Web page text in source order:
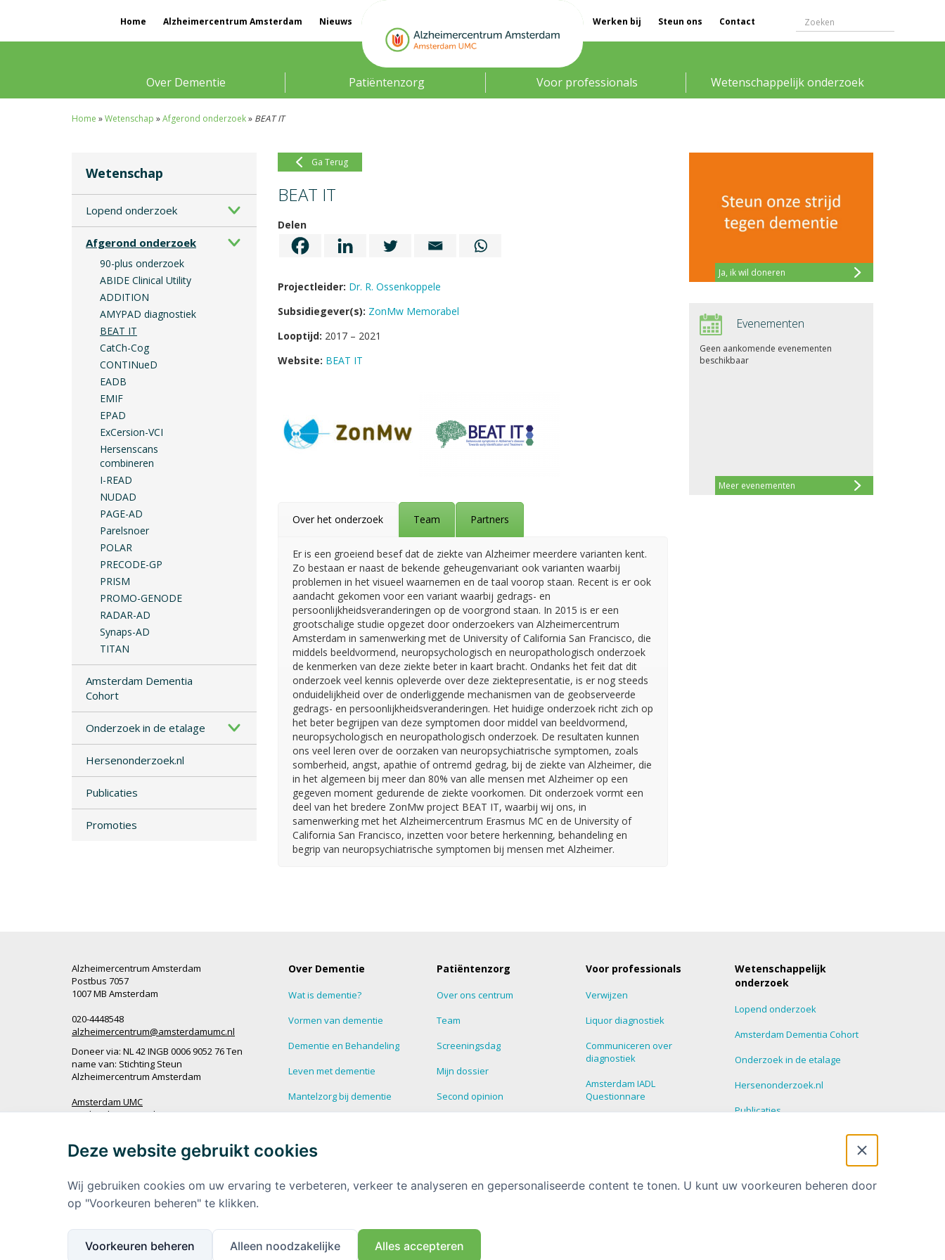
Home Alzheimercentrum Amsterdam Nieuws Werken bij Steun ons Contact
Over Dementie Patiëntenzorg Voor professionals Wetenschappelijk onderzoek
Home »Wetenschap »Afgerond onderzoek» BEAT IT
Wetenschap
Lopend onderzoek
Afgerond onderzoek
90-plus onderzoek
ABIDE Clinical Utility
ADDITION
AMYPAD diagnostiek
BEAT IT
CatCh-Cog
CONTINueD
EADB
EMIF
EPAD
ExCersion-VCI
Hersenscans
combineren
I-READ
NUDAD
PAGE-AD
Parelsnoer
POLAR
PRECODE-GP
PRISM
PROMO-GENODE
RADAR-AD
Synaps-AD
TITAN
Amsterdam Dementia
Cohort
Onderzoek in de etalage
Hersenonderzoek.nl
Publicaties
Promoties
Ga Terug
BEAT IT
Delen
Projectleider: Dr. R. Ossenkoppele
Subsidiegever(s): ZonMw Memorabel
Looptijd: 2017 – 2021
Website: BEAT IT
Over het onderzoek Team Partners
Er is een groeiend besef dat de ziekte van Alzheimer meerdere varianten kent.
Zo bestaan er naast de bekende geheugenvariant ook varianten waarbij
problemen in het visueel waarnemen en de taal voorop staan. Recent is er ook
aandacht gekomen voor een variant waarbij gedrags- en
persoonlijkheidsveranderingen op de voorgrond staan. In 2015 is er een
grootschalige studie opgezet door onderzoekers van Alzheimercentrum
Amsterdam in samenwerking met de University of California San Francisco, die
middels beeldvormend, neuropsychologisch en neuropathologisch onderzoek
de kenmerken van deze ziekte beter in kaart bracht. Ondanks het feit dat dit
onderzoek veel kennis opleverde over deze ziektepresentatie, is er nog steeds
onduidelijkheid over de onderliggende mechanismen van de geobserveerde
gedrags- en persoonlijkheidsveranderingen. Het huidige onderzoek richt zich op
het beter begrijpen van deze symptomen door middel van beeldvormend,
neuropsychologisch en neuropathologisch onderzoek. De resultaten kunnen
ons veel leren over de oorzaken van neuropsychiatrische symptomen, zoals
somberheid, angst, apathie of ontremd gedrag, bij de ziekte van Alzheimer, die
in het algemeen bij meer dan 80% van alle mensen met Alzheimer op een
gegeven moment gedurende de ziekte voorkomen. Dit onderzoek vormt een
deel van het bredere ZonMw project BEAT IT, waarbij wij ons, in
samenwerking met het Alzheimercentrum Erasmus MC en de University of
California San Francisco, inzetten voor betere herkenning, behandeling en
begrip van neuropsychiatrische symptomen bij mensen met Alzheimer.
Ja, ik wil doneren
Evenementen
Meer evenementen
Geen aankomende evenementen
beschikbaar
Alzheimercentrum Amsterdam
Postbus 7057
1007 MB Amsterdam
020-4448548
alzheimercentrum@amsterdamumc.nl
Doneer via: NL 42 INGB 0006 9052 76 Ten
name van: Stichting Steun
Alzheimercentrum Amsterdam
Amsterdam UMC
Werken bij Amsterdam UMC
Ik wil op de hoogte blijven
Over Dementie
Wat is dementie?
Vormen van dementie
Dementie en Behandeling
Leven met dementie
Mantelzorg bij dementie
Meer informatie over
Patiëntenzorg
Over ons centrum
Team
Screeningsdag
Mijn dossier
Second opinion
Voor professionals
Verwijzen
Liquor diagnostiek
Communiceren over
diagnostiek
Amsterdam IADL
Questionnare
Wetenschappelijk
onderzoek
Lopend onderzoek
Amsterdam Dementia Cohort
Onderzoek in de etalage
Hersenonderzoek.nl
Publicaties
Deze website gebruikt cookies
Wij gebruiken cookies om uw ervaring te verbeteren, verkeer te analyseren en gepersonaliseerde content te tonen. U kunt uw voorkeuren beheren door
op "Voorkeuren beheren" te klikken.
Voorkeuren beheren Alleen noodzakelijke Alles accepteren